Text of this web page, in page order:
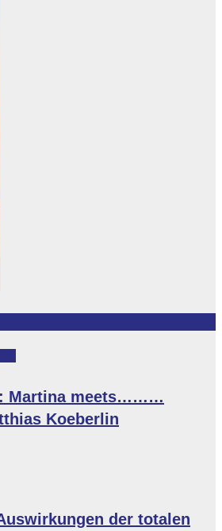
Martina meets………
Koeberlin
der totalen